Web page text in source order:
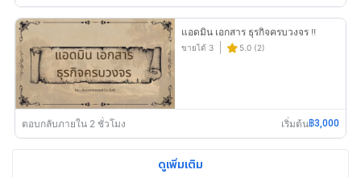
แอดมิน เอกสาร ธุรกิจครบวงจร !!
ขายได้ 3 5.0 (2)
ตอบกลับภายใน 2 ชั่วโมง เริ่มต้น฿3,000
ดูเพิ่มเติม